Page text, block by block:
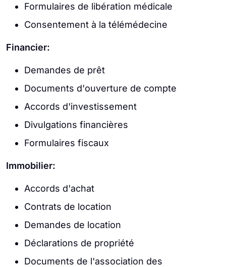
Formulaires de libération médicale
Consentement à la télémédecine
Financier:
Demandes de prêt
Documents d'ouverture de compte
Accords d'investissement
Divulgations financières
Formulaires fiscaux
Immobilier:
Accords d'achat
Contrats de location
Demandes de location
Déclarations de propriété
Documents de l'association des